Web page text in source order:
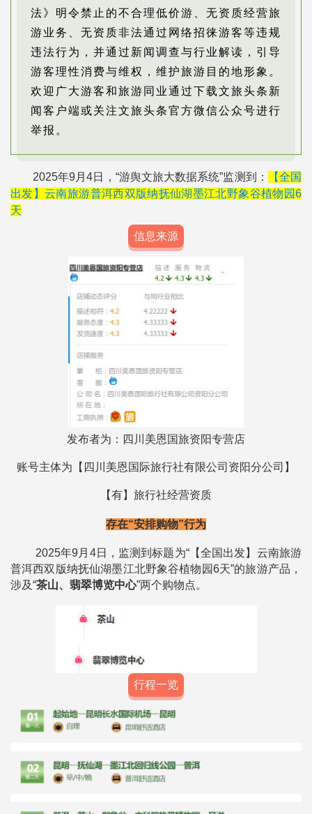
法》明令禁止的不合理低价游、无资质经营旅
游业务、无资质非法通过网络招徕游客等违规
违法行为，并通过新闻调查与行业解读，引导
游客理性消费与维权，维护旅游目的地形象。
欢迎广大游客和旅游同业通过下载文旅头条新
闻客户端或关注文旅头条官方微信公众号进行
举报。
2025年9月4日，“游舆文旅大数据系统”监测到：
【全国
出发】云南旅游普洱西双版纳抚仙湖墨江北野象谷植物园6
天
信息来源
发布者为： 四川美恩国旅资阳专营店
账号主体为【 四川美恩国际旅行社有限公司资阳分公司 】
【有】旅行社经营资质
存在“安排购物”行为
2025年9月4日，监测到标题为“【全国出发】云南旅游
普洱西双版纳抚仙湖墨江北野象谷植物园6天”的旅游产品，
涉及“茶山、翡翠博览中心”两个购物点。
行程一览